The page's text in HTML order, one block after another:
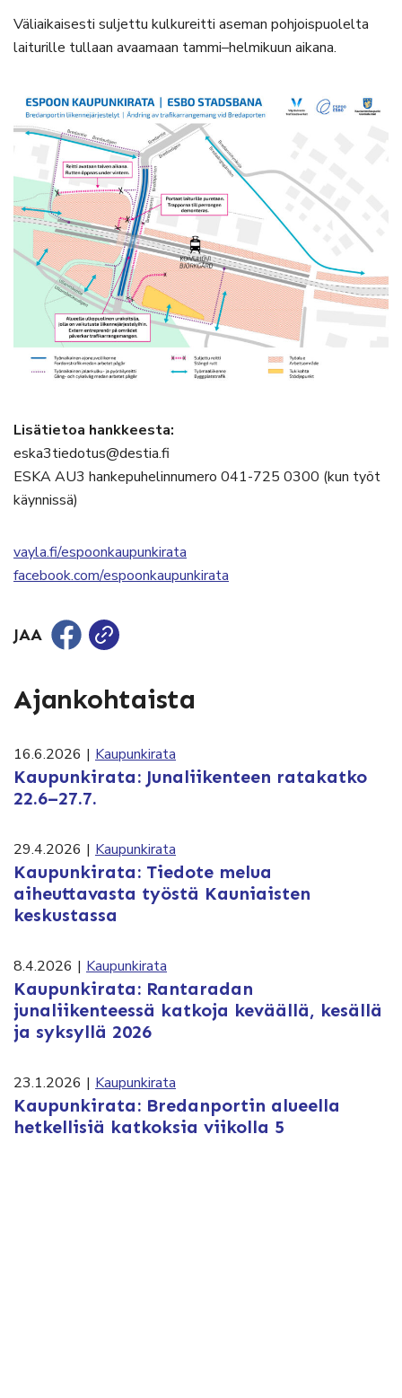
Väliaikaisesti suljettu kulkureitti aseman pohjoispuolelta
laiturille tullaan avaamaan tammi–helmikuun aikana.
Lisätietoa hankkeesta:
eska3tiedotus@destia.fi
ESKA AU3 hankepuhelinnumero 041-725 0300 (kun työt
käynnissä)
vayla.fi/espoonkaupunkirata
facebook.com/espoonkaupunkirata
JAA
Ajankohtaista
16.6.2026 | Kaupunkirata
Kaupunkirata: Junaliikenteen ratakatko
22.6–27.7.
29.4.2026 | Kaupunkirata
Kaupunkirata: Tiedote melua
aiheuttavasta työstä Kauniaisten
keskustassa
8.4.2026 | Kaupunkirata
Kaupunkirata: Rantaradan
junaliikenteessä katkoja keväällä, kesällä
ja syksyllä 2026
23.1.2026 | Kaupunkirata
Kaupunkirata: Bredanportin alueella
hetkellisiä katkoksia viikolla 5